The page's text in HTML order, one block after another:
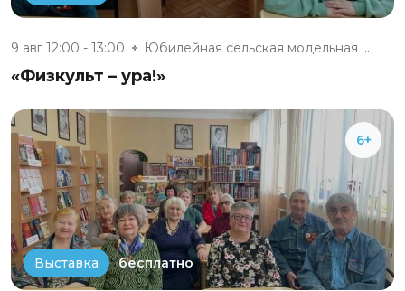
9 авг 12:00 - 13:00 Юбилейная сельская модельная б...
«Физкульт – ура!»
6+
Выставка бесплатно